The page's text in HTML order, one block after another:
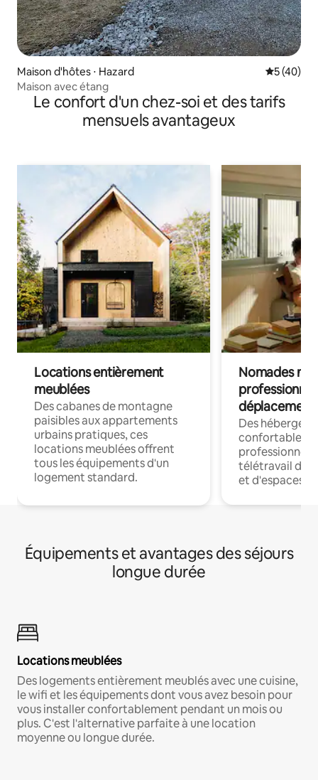
Maison d'hôtes ⋅ Hazard
5 (40)
Maison avec étang
Le confort d'un chez-soi et des tarifs
mensuels avantageux
Locations entièrement
meublées
Des cabanes de montagne
paisibles aux appartements
urbains pratiques, ces
locations meublées offrent
tous les équipements d'un
logement standard.
Nomades
déplacement
Des
confortables
professionnels
télétravail
et d'espaces
Équipements et avantages des séjours
longue durée
Locations meublées
Des logements entièrement meublés avec une cuisine,
le wifi et les équipements dont vous avez besoin pour
vous installer confortablement pendant un mois ou
plus. C'est l'alternative parfaite à une location
moyenne ou longue durée.